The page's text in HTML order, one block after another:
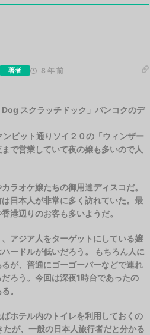
著者 8 年 前
スクラッチドック」バンコクのデ
ビット通りソイ２０の「ウィンザー
で営業していて夜の嬢も多いので人
ラオケ嬢たちの御用達ディスコだ。
日本人が非常に多く訪れていた。最
港辺りのお客も多いようだ。
アジア人をターゲットにしている嬢
ードルが低いだろう。 もちろん人に
が、普通にゴーゴーバーなどで連れ
ろう。今回は深夜1時台であったの
。
ホテル内のトイレを利用しておくの
が、一般の日本人旅行者だと分かる